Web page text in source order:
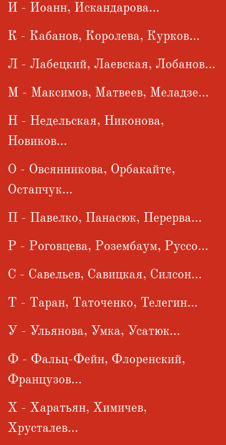
И - Иоанн, Искандарова...
К - Кабанов, Королева, Курков...
Л - Лабецкий, Лаевская, Лобанов...
М - Максимов, Матвеев, Меладзе...
Н - Недельская, Никонова,
Новиков...
О - Овсянникова, Орбакайте,
Остапчук...
П - Павелко, Панасюк, Перерва...
Р - Роговцева, Розембаум, Руссо...
С - Савельев, Савицкая, Силсон...
Т - Таран, Таточенко, Телегин...
У - Ульянова, Умка, Усатюк...
Ф - Фальц-Фейн, Флоренский,
Французов...
Х - Харатьян, Химичев,
Хрусталев...